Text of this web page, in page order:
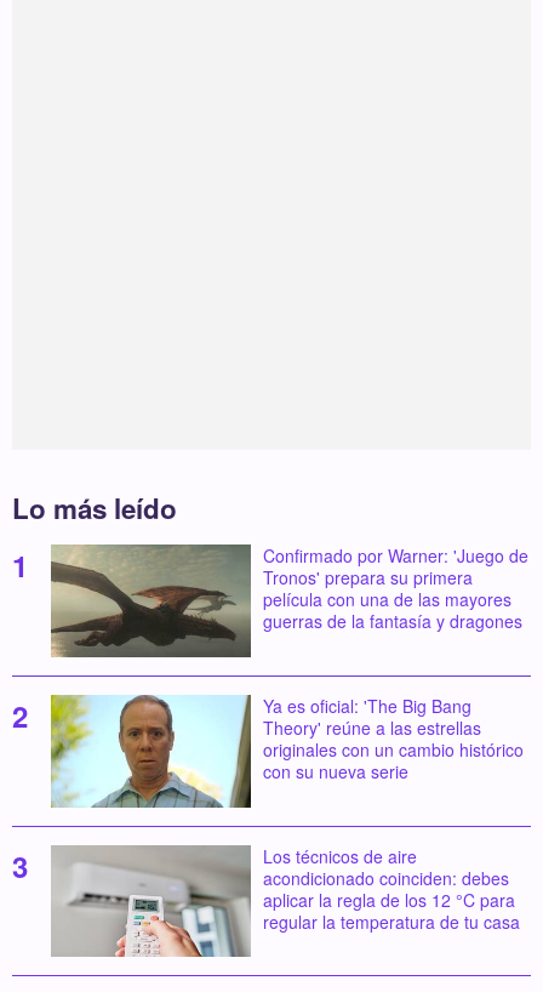
Lo más leído
Confirmado por Warner: 'Juego de
Tronos' prepara su primera
película con una de las mayores
guerras de la fantasía y dragones
Ya es oficial: 'The Big Bang
Theory' reúne a las estrellas
originales con un cambio histórico
con su nueva serie
Los técnicos de aire
acondicionado coinciden: debes
aplicar la regla de los 12 °C para
regular la temperatura de tu casa